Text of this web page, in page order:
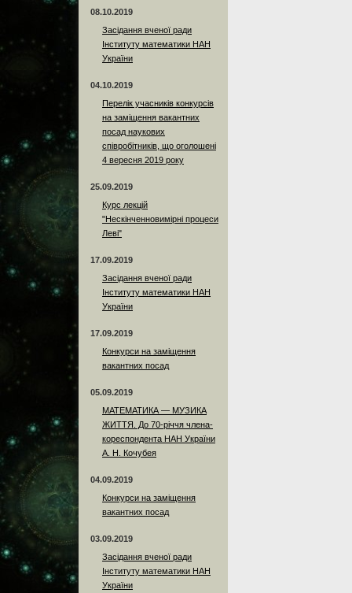
08.10.2019
Засідання вченої ради
Інституту математики НАН
України
04.10.2019
Перелік учасників конкурсів
на заміщення вакантних
посад наукових
співробітників, що оголошені
4 вересня 2019 року
25.09.2019
Курс лекцій
"Нескінченновимірні процеси
Леві"
17.09.2019
Засідання вченої ради
Інституту математики НАН
України
17.09.2019
Конкурси на заміщення
вакантних посад
05.09.2019
МАТЕМАТИКА — МУЗИКА
ЖИТТЯ. До 70-річчя члена-
кореспондента НАН України
А. Н. Кочубея
04.09.2019
Конкурси на заміщення
вакантних посад
03.09.2019
Засідання вченої ради
Інституту математики НАН
України